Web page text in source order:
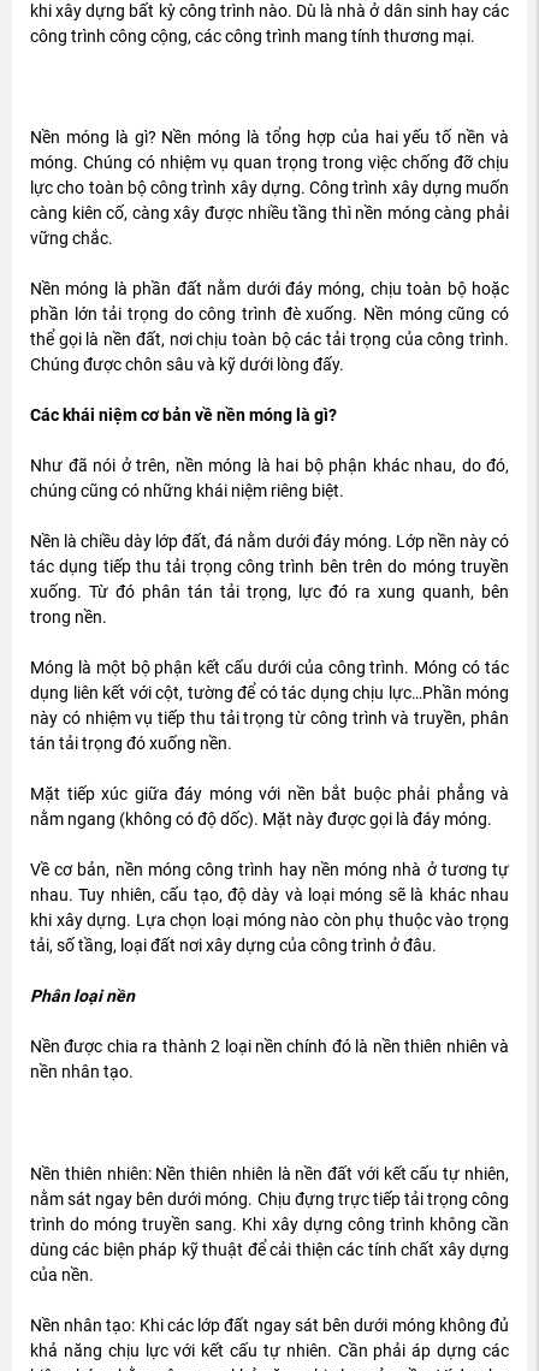
khi xây dựng bất kỳ công trình nào. Dù là nhà ở dân sinh hay các
công trình công cộng, các công trình mang tính thương mại.
Nền móng là gì? Nền móng là tổng hợp của hai yếu tố nền và
móng. Chúng có nhiệm vụ quan trọng trong việc chống đỡ chịu
lực cho toàn bộ công trình xây dựng. Công trình xây dựng muốn
càng kiên cố, càng xây được nhiều tầng thì nền móng càng phải
vững chắc.
Nền móng là phần đất nằm dưới đáy móng, chịu toàn bộ hoặc
phần lớn tải trọng do công trình đè xuống. Nền móng cũng có
thể gọi là nền đất, nơi chịu toàn bộ các tải trọng của công trình.
Chúng được chôn sâu và kỹ dưới lòng đấy.
Các khái niệm cơ bản về nền móng là gì?
Như đã nói ở trên, nền móng là hai bộ phận khác nhau, do đó,
chúng cũng có những khái niệm riêng biệt.
Nền là chiều dày lớp đất, đá nằm dưới đáy móng. Lớp nền này có
tác dụng tiếp thu tải trọng công trình bên trên do móng truyền
xuống. Từ đó phân tán tải trọng, lực đó ra xung quanh, bên
trong nền.
Móng là một bộ phận kết cấu dưới của công trình. Móng có tác
dụng liên kết với cột, tường để có tác dụng chịu lực…Phần móng
này có nhiệm vụ tiếp thu tải trọng từ công trình và truyền, phân
tán tải trọng đó xuống nền.
Mặt tiếp xúc giữa đáy móng với nền bắt buộc phải phẳng và
nằm ngang (không có độ dốc). Mặt này được gọi là đáy móng.
Về cơ bản, nền móng công trình hay nền móng nhà ở tương tự
nhau. Tuy nhiên, cấu tạo, độ dày và loại móng sẽ là khác nhau
khi xây dựng. Lựa chọn loại móng nào còn phụ thuộc vào trọng
tải, số tầng, loại đất nơi xây dựng của công trình ở đâu.
Phân loại nền
Nền được chia ra thành 2 loại nền chính đó là nền thiên nhiên và
nền nhân tạo.
Nền thiên nhiên: Nền thiên nhiên là nền đất với kết cấu tự nhiên,
nằm sát ngay bên dưới móng. Chịu đựng trực tiếp tải trọng công
trình do móng truyền sang. Khi xây dựng công trình không cần
dùng các biện pháp kỹ thuật để cải thiện các tính chất xây dựng
của nền.
Nền nhân tạo: Khi các lớp đất ngay sát bên dưới móng không đủ
khả năng chịu lực với kết cấu tự nhiên. Cần phải áp dựng các